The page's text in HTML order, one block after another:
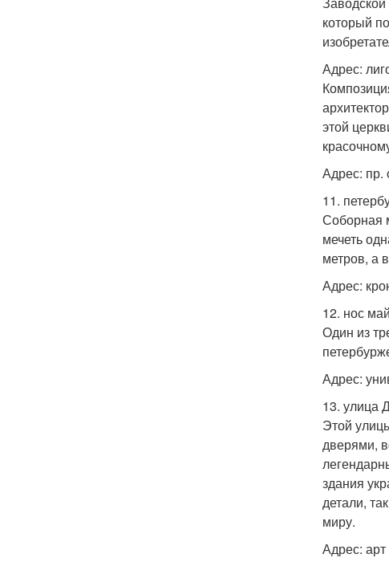
который
Адрес:
этой
Адрес: пр.
11.
Соборная
мечеть
метров, а
Адрес:
12. нос
Один из
Адрес:
13. улица
Этой
дверями,
здания
детали,
миру.
Адрес: арт